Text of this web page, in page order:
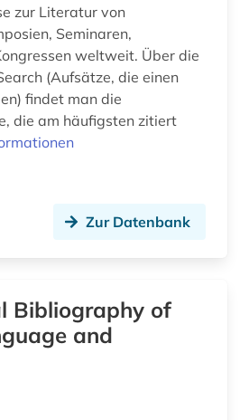
(2)
biblioteca nacional (1)
bibliotheksgeschichte (1)
bibliothekswissenschaft (3)
(1)
zur Literatur von
Seminaren,
weltweit. Über die
(Aufsätze, die einen
findet man die
die am häufigsten zitiert
Zur Datenbank
Bibliography of
and